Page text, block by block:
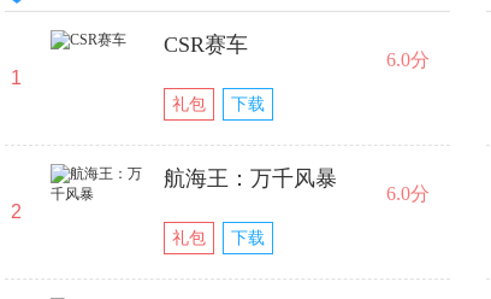
1
CSR赛车
礼包 下载
6.0分
2
航海王：万千风暴
礼包 下载
6.0分